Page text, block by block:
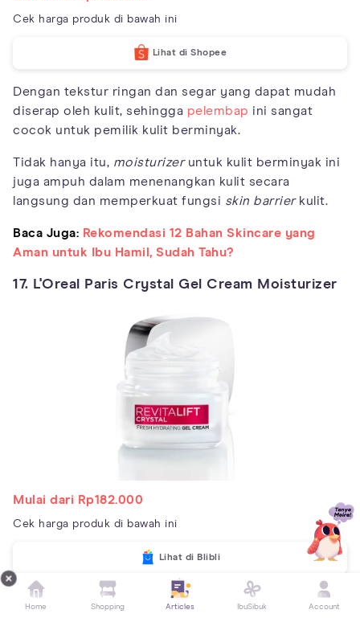
Cek harga produk di bawah ini
Lihat di Shopee
Dengan tekstur ringan dan segar yang dapat mudah
diserap oleh kulit, sehingga pelembap ini sangat
cocok untuk pemilik kulit berminyak.
Tidak hanya itu, moisturizeruntuk kulit berminyak ini
juga ampuh dalam menenangkan kulit secara
langsung dan memperkuat fungsi skin barrierkulit.
Baca Juga: Rekomendasi 12 Bahan Skincare yang
Aman untuk Ibu Hamil, Sudah Tahu?
17. L'Oreal Paris Crystal Gel Cream Moisturizer
Mulai dari Rp182.000
Cek harga produk di bawah ini
Lihat di Blibli
Moisturizer
ini ampuh dalam melembapkan hingga 10
Home Shopping Articles IbuSibuk Account